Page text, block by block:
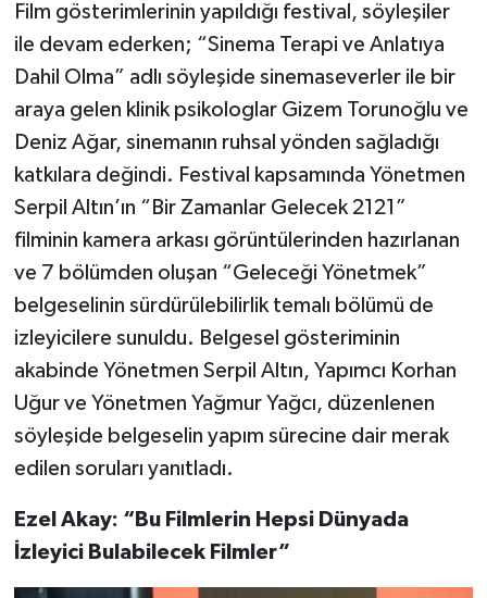
Film gösterimlerinin yapıldığı festival, söyleşiler
ile devam ederken; “Sinema Terapi ve Anlatıya
Dahil Olma” adlı söyleşide sinemaseverler ile bir
araya gelen klinik psikologlar Gizem Torunoğlu ve
Deniz Ağar, sinemanın ruhsal yönden sağladığı
katkılara değindi. Festival kapsamında Yönetmen
Serpil Altın’ın “Bir Zamanlar Gelecek 2121”
filminin kamera arkası görüntülerinden hazırlanan
ve 7 bölümden oluşan “Geleceği Yönetmek”
belgeselinin sürdürülebilirlik temalı bölümü de
izleyicilere sunuldu. Belgesel gösteriminin
akabinde Yönetmen Serpil Altın, Yapımcı Korhan
Uğur ve Yönetmen Yağmur Yağcı, düzenlenen
söyleşide belgeselin yapım sürecine dair merak
edilen soruları yanıtladı.
Ezel Akay: “Bu Filmlerin Hepsi Dünyada
İzleyici Bulabilecek Filmler”